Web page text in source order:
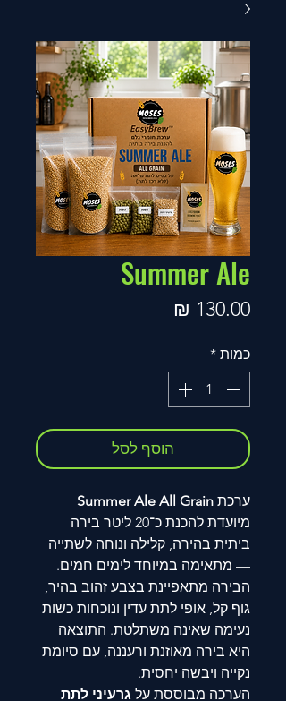
Summer Ale
כמות *
הוסף לסל
ערכת Summer Ale All Grain
מיועדת להכנת כ־20 ליטר בירה
ביתית בהירה, קלילה ונוחה לשתייה
— מתאימה במיוחד לימים חמים.
הבירה מתאפיינת בצבע זהוב בהיר,
גוף קל, אופי לתת עדין ונוכחות כשות
נעימה שאינה משתלטת. התוצאה
היא בירה מאוזנת ורעננה, עם סיומת
נקייה ויבשה יחסית.
הערכה מבוססת על גרעיני לתת